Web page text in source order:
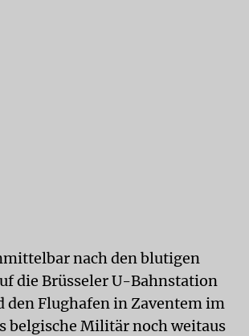
nach den blutigen
die Brüsseler U-Bahnstation
den Flughafen in Zaventem im
belgische Militär noch weitaus